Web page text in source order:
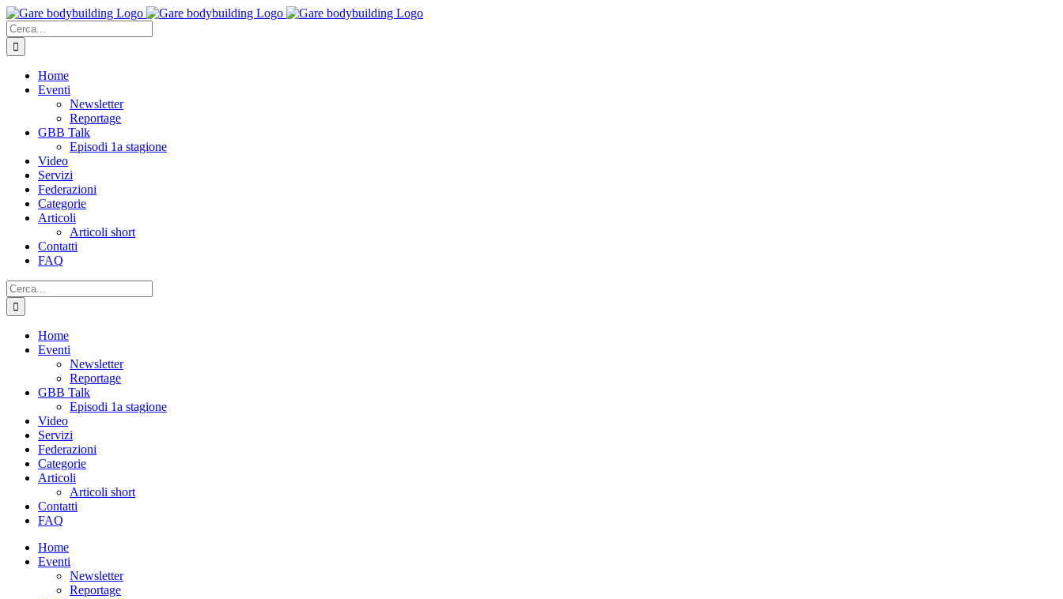
Salta
al
contenuto
Cerca
per:
Home
Eventi
Newsletter
Reportage
GBB Talk
Episodi 1a stagione
Video
Servizi
Federazioni
Categorie
Articoli
Articoli short
Contatti
FAQ
Cerca
per:
Home
Eventi
Newsletter
Reportage
GBB Talk
Episodi 1a stagione
Video
Servizi
Federazioni
Categorie
Articoli
Articoli short
Contatti
FAQ
Home
Eventi
Newsletter
Reportage